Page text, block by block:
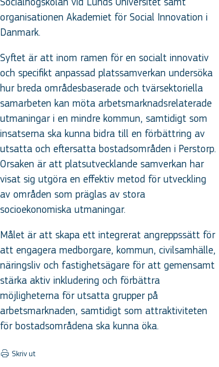
organisationen Akademiet för Social Innovation i
Danmark.
Syftet är att inom ramen för en socialt innovativ
och specifikt anpassad platssamverkan undersöka
hur breda områdesbaserade och tvärsektoriella
samarbeten kan möta arbetsmarknadsrelaterade
utmaningar i en mindre kommun, samtidigt som
insatserna ska kunna bidra till en förbättring av
utsatta och eftersatta bostadsområden i Perstorp.
Orsaken är att platsutvecklande samverkan har
visat sig utgöra en effektiv metod för utveckling
av områden som präglas av stora
socioekonomiska utmaningar.
Målet är att skapa ett integrerat angreppssätt för
att engagera medborgare, kommun, civilsamhälle,
näringsliv och fastighetsägare för att gemensamt
stärka aktiv inkludering och förbättra
möjligheterna för utsatta grupper på
arbetsmarknaden, samtidigt som attraktiviteten
för bostadsområdena ska kunna öka.
Skriv ut